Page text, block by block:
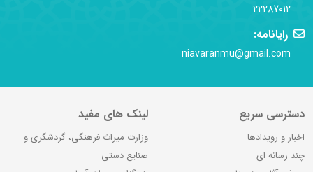
22287012
رایانامه:
niavaranmu@gmail.com
دسترسی سریع
اخبار و رویدادها
چند رسانه ای
لینک های مفید
وزارت میراث فرهنگی، گردشگری و
صنایع دستی